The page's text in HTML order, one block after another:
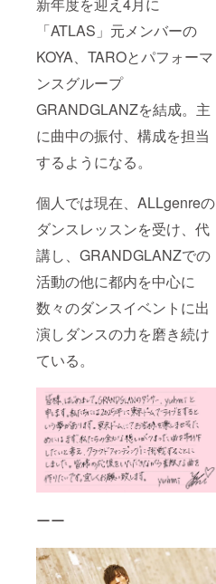
新年度を迎え4月に
「ATLAS」元メンバーの
KOYA、TAROとパフォーマ
ンスグループ
GRANDGLANZを結成。主
に曲中の振付、構成を担当
するようになる。
個人では現在、ALLgenreの
ダンスレッスンを受け、代
講し、GRANDGLANZでの
活動の他に都内を中心に
数々のダンスイベントに出
演しダンスの力を磨き続け
ている。
ーー